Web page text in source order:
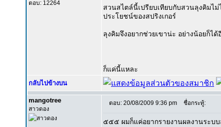
ตอบ: 12264
สวนสไตล์นี้เปรียบเทียบกับสวนลุงคิมไม่
ประโยชน์ของสปริงเกอร์
ลุงคิมจึงอยากช่วยเขาน่ะ อย่างน้อยก็ไ
ก็แค่นี้แหละ
กลับไปข้างบน
mangotree
สาวดอง
ตอบ: 20/08/2009 9:36 pm ชื่อกระทู้:
๕๕๕ ผมก็แค่อยากรายงานผลงานระบบ